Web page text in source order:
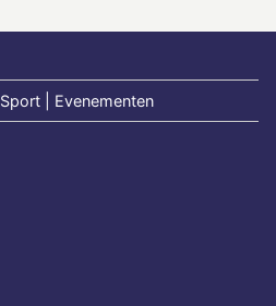
| Evenementen